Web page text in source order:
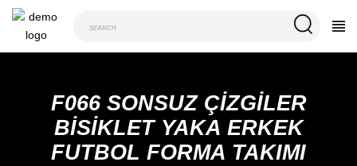
F066 SONSUZ ÇIZGILER
BISIKLET YAKA ERKEK
FUTBOL FORMA TAKIMI